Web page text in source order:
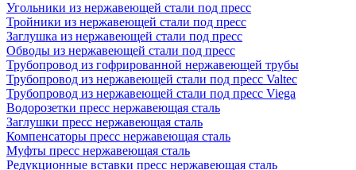
Угольники из нержавеющей стали под пресс
Тройники из нержавеющей стали под пресс
Заглушка из нержавеющей стали под пресс
Обводы из нержавеющей стали под пресс
Трубопровод из гофрированной нержавеющей трубы
Трубопровод из нержавеющей стали под пресс Valtec
Трубопровод из нержавеющей стали под пресс Viega
Водорозетки пресс нержавеющая сталь
Заглушки пресс нержавеющая сталь
Компенсаторы пресс нержавеющая сталь
Муфты пресс нержавеющая сталь
Редукционные вставки пресс нержавеющая сталь